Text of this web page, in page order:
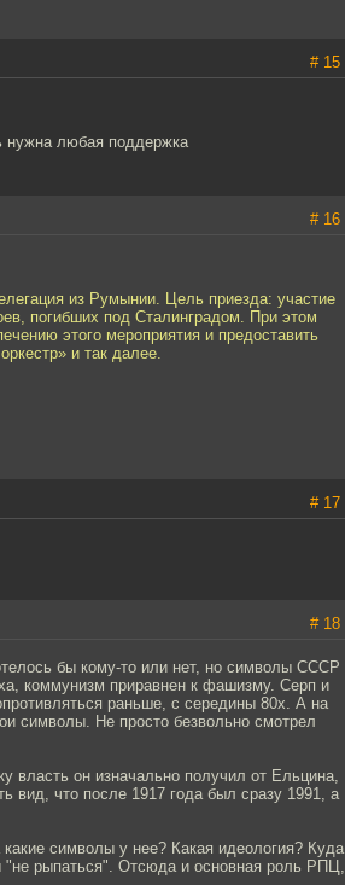
# 15
нужна любая поддержка
# 16
из Румынии. Цель приезда: участие
погибших под Сталинградом. При этом
этого мероприятия и предоставить
и так далее.
# 17
# 18
бы кому-то или нет, но символы СССР
коммунизм приравнен к фашизму. Серп и
раньше, с середины 80х. А на
символы. Не просто безвольно смотрел
власть он изначально получил от Ельцина,
вид, что после 1917 года был сразу 1991, а
символы у нее? Какая идеология? Куда
"не рыпаться". Отсюда и основная роль РПЦ,